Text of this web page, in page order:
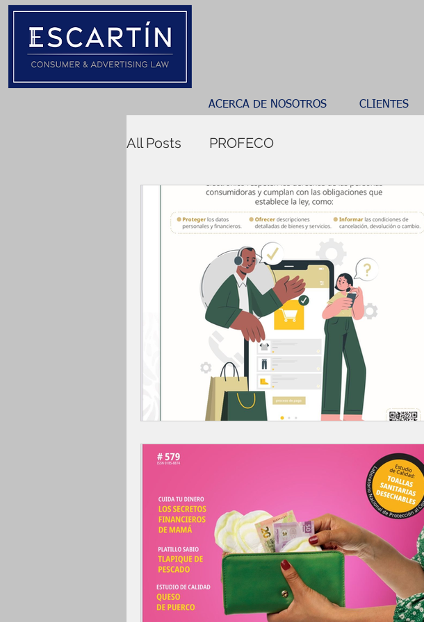
ACERCA DE NOSOTROS CLIENTES
All Posts PROFECO